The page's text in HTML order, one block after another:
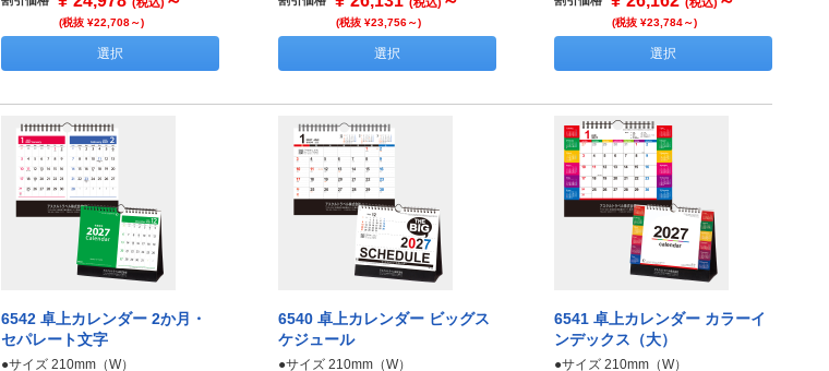
(税抜 ¥22,708～)
選択
(税抜 ¥23,756～)
選択
(税抜 ¥23,784～)
選択
6542 卓上カレンダー 2か月・
セパレート文字
●サイズ 210mm（W）
6540 卓上カレンダー ビッグス
ケジュール
●サイズ 210mm（W）
6541 卓上カレンダー カラーイ
ンデックス（大）
●サイズ 210mm（W）